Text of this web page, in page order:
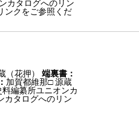
カタログへのリン
ンクをご参照くだ
花押）
端裏書：
加賀都維那□ 源蔵
料編纂所ユニオンカ
カタログへのリン